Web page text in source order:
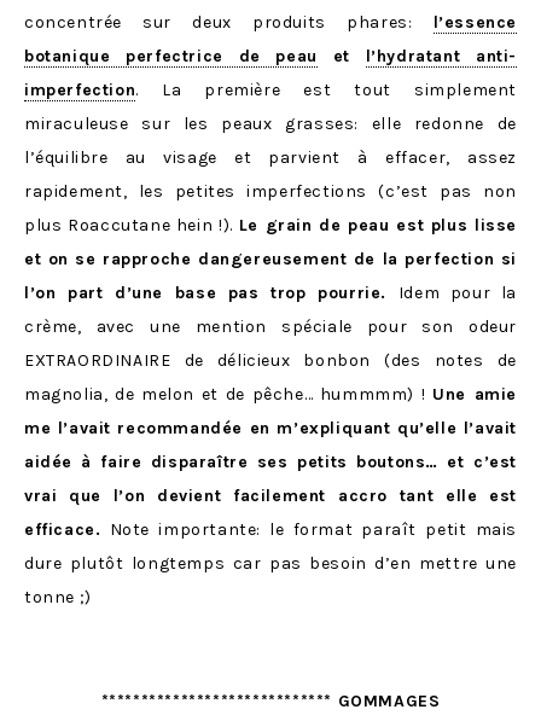
concentrée sur deux produits phares: l’essence
botanique perfectrice de peau
et l’hydratant anti-
imperfection. La première est tout simplement
miraculeuse sur les peaux grasses: elle redonne de
l’équilibre au visage et parvient à effacer, assez
rapidement, les petites imperfections (c’est pas non
plus Roaccutane hein !). Le grain de peau est plus lisse
et on se rapproche dangereusement de la perfection si
l’on part d’une base pas trop pourrie. Idem pour la
crème, avec une mention spéciale pour son odeur
EXTRAORDINAIRE de délicieux bonbon (des notes de
magnolia, de melon et de pêche… hummmm) ! Une amie
me l’avait recommandée en m’expliquant qu’elle l’avait
aidée à faire disparaître ses petits boutons… et c’est
vrai que l’on devient facilement accro tant elle est
efficace. Note importante: le format paraît petit mais
dure plutôt longtemps car pas besoin d’en mettre une
tonne ;)
***************************** GOMMAGES